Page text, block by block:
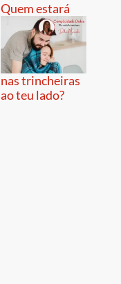
Quem estará
nas trincheiras
ao teu lado?